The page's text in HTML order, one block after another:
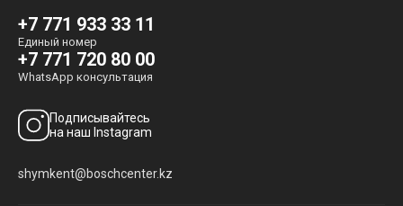
+7 771 933 33 11
Единый номер
+7 771 720 80 00
WhatsApp консультация
Подписывайтесь
на наш Instagram
shymkent@boschcenter.kz